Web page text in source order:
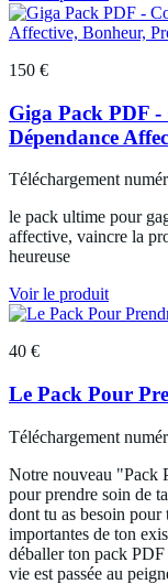
150 €
Giga Pack PDF
Dépendance
Téléchargement
le pack ultime pour
affective, vaincre la
heureuse
Voir le produit
40 €
Le Pack Pour
Téléchargement
Notre nouveau "Pack
pour prendre soin de
dont tu as besoin pour
importantes de ton
déballer ton pack PDF
vie est passée au